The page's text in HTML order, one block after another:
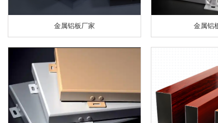
金属铝板厂家 金属铝